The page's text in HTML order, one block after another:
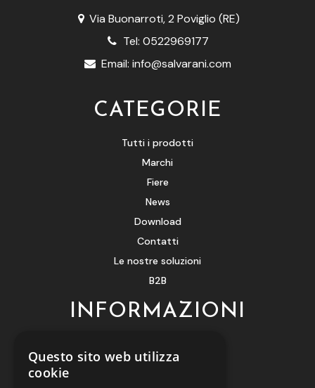
Via Buonarroti, 2 Poviglio (RE)
Tel:0522969177
Email: info@salvarani.com
CATEGORIE
Tutti i prodotti
Marchi
Fiere
News
Download
Contatti
Le nostre soluzioni
B2B
INFORMAZIONI
Questo sito web utilizza
cookie